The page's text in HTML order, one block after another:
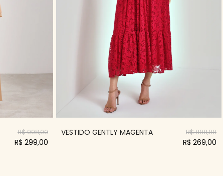
R$ 998,00
R$ 299,00
VESTIDO GENTLY MAGENTA R$ 898,00
R$ 269,00